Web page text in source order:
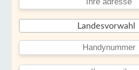
Landesvorwahl